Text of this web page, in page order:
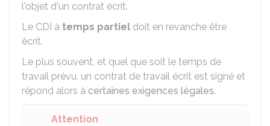
l'objet d'un contrat écrit.
Le CDI à temps partiel doit en revanche être
écrit.
Le plus souvent, et quel que soit le temps de
travail prévu, un contrat de travail écrit est signé et
répond alors à certaines exigences légales.
Attention